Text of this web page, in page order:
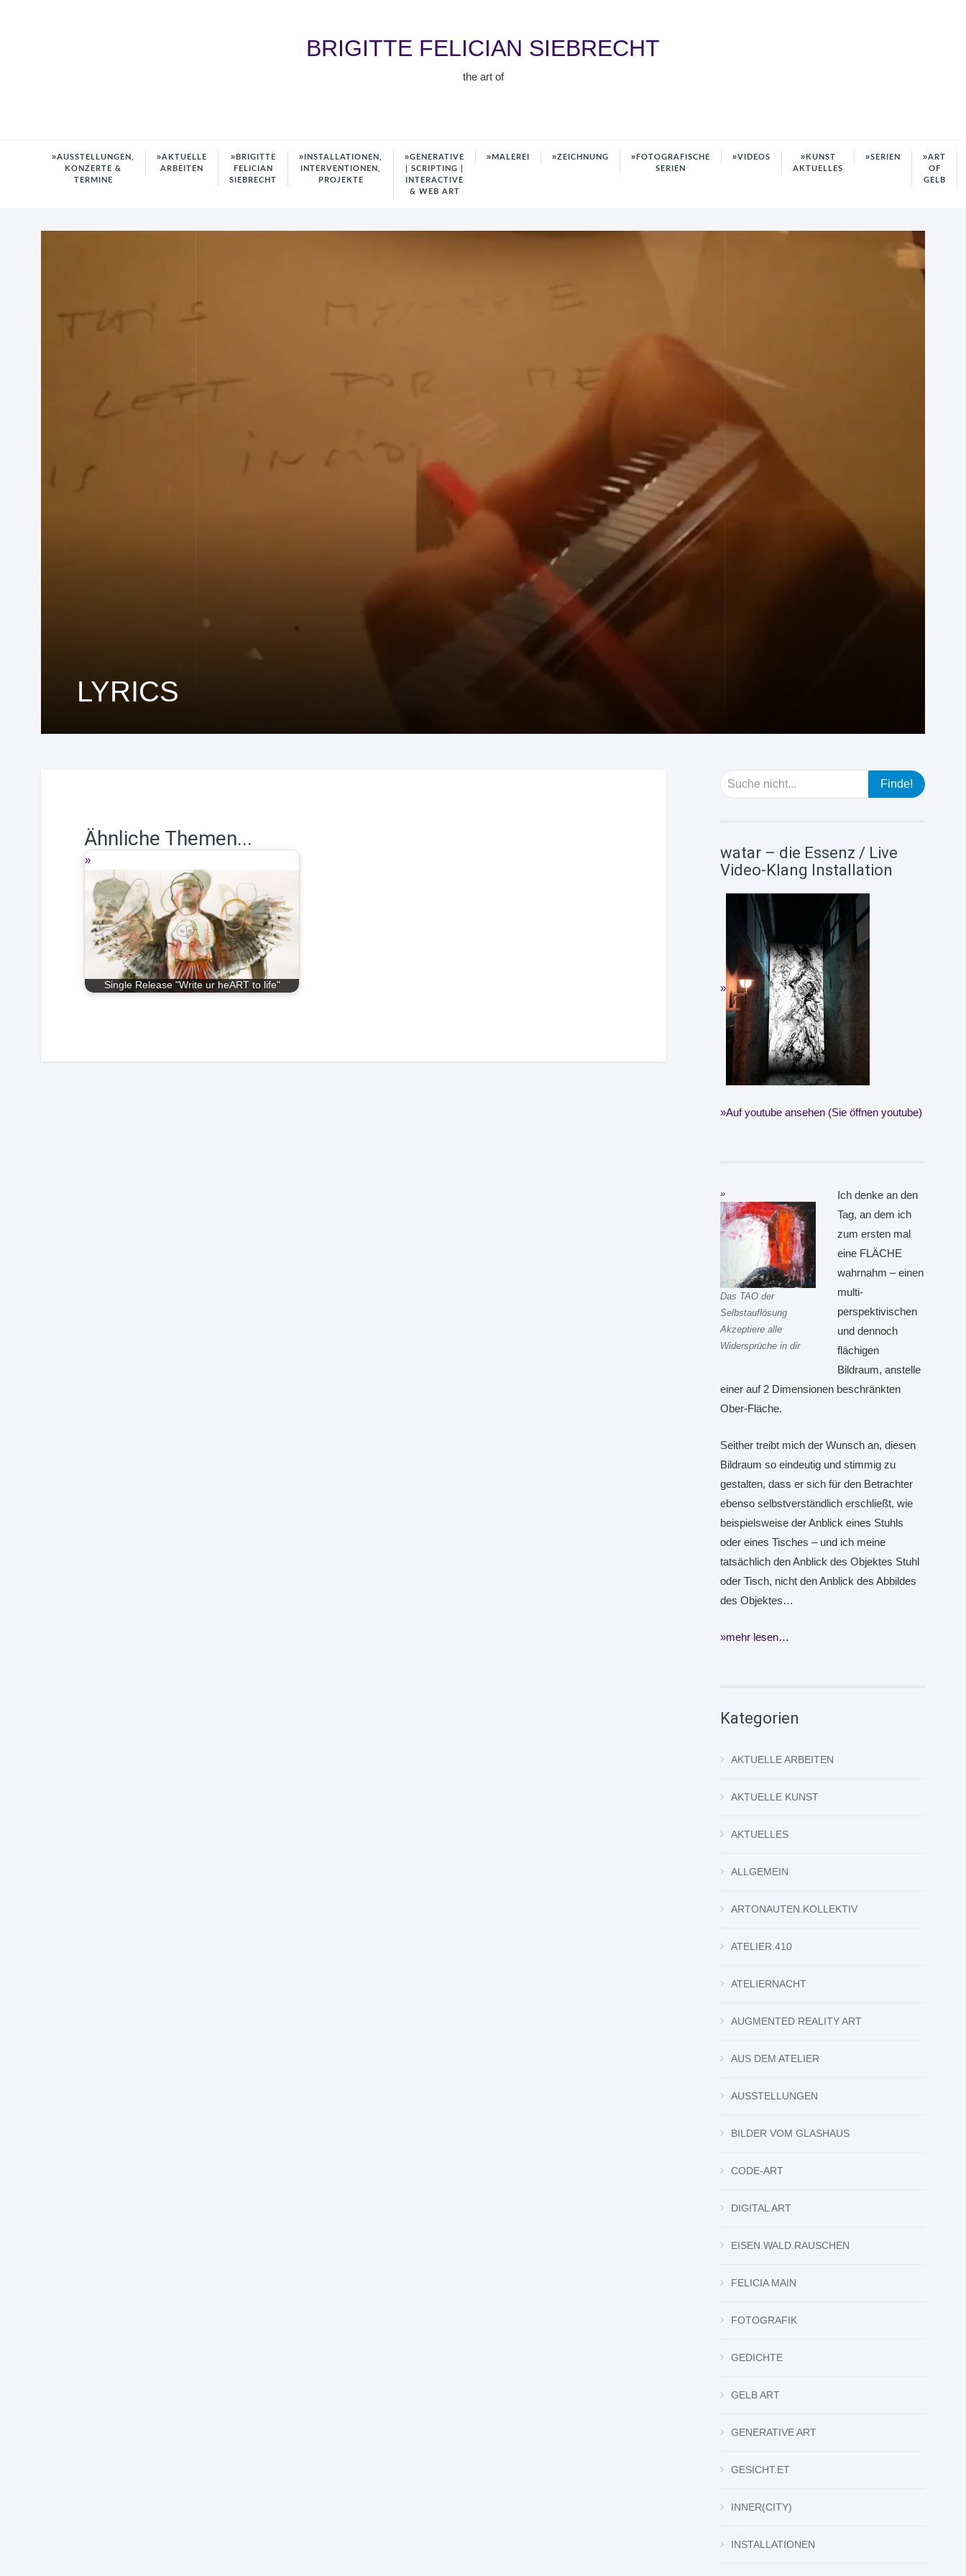
BRIGITTE FELICIAN SIEBRECHT
the art of
AUSSTELLUNGEN,
KONZERTE &
TERMINE
AKTUELLE
ARBEITEN
BRIGITTE
FELICIAN
SIEBRECHT
INSTALLATIONEN,
INTERVENTIONEN,
PROJEKTE
GENERATIVE
| SCRIPTING |
INTERACTIVE
& WEB ART
MALEREI ZEICHNUNG
FOTOGRAFISCHE
SERIEN
VIDEOS
KUNST
AKTUELLES
SERIEN
ART
OF
GELB
LYRICS
Ähnliche Themen...
Single Release "Write ur heART to life"
watar – die Essenz / Live
Video-Klang Installation
Auf youtube ansehen (Sie öffnen youtube)
Das TAO der
Selbstauflösung
Akzeptiere alle
Widersprüche in dir
Ich denke an den
Tag, an dem ich
zum ersten mal
eine FLÄCHE
wahrnahm – einen
multi-
perspektivischen
und dennoch
flächigen
Bildraum, anstelle
einer auf 2 Dimensionen beschränkten
Ober-Fläche.
Seither treibt mich der Wunsch an, diesen
Bildraum so eindeutig und stimmig zu
gestalten, dass er sich für den Betrachter
ebenso selbstverständlich erschließt, wie
beispielsweise der Anblick eines Stuhls
oder eines Tisches – und ich meine
tatsächlich den Anblick des Objektes Stuhl
oder Tisch, nicht den Anblick des Abbildes
des Objektes…
mehr lesen…
Kategorien
AKTUELLE ARBEITEN
AKTUELLE KUNST
AKTUELLES
ALLGEMEIN
ARTONAUTEN.KOLLEKTIV
ATELIER.410
ATELIERNACHT
AUGMENTED REALITY ART
AUS DEM ATELIER
AUSSTELLUNGEN
BILDER VOM GLASHAUS
CODE-ART
DIGITAL ART
EISEN.WALD.RAUSCHEN
FELICIA MAIN
FOTOGRAFIK
GEDICHTE
GELB ART
GENERATIVE ART
GESICHT.ET
INNER(CITY)
INSTALLATIONEN